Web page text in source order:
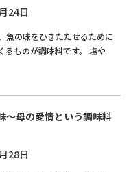
24日
魚の味をひきたたせるために
るものが調味料です。 塩や
～母の愛情という調味料
28日